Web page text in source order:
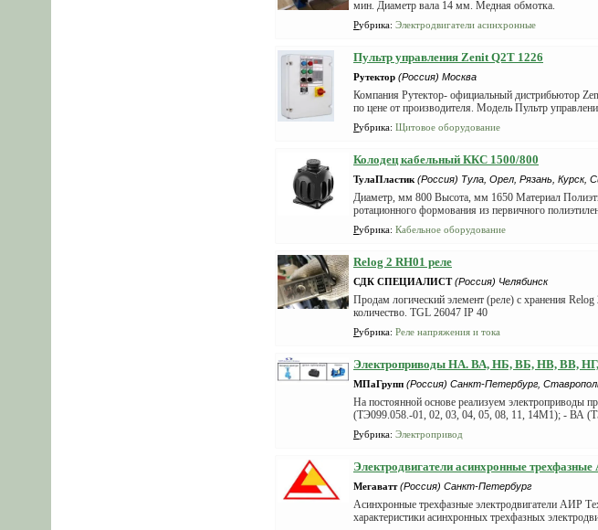
мин. Диаметр вала 14 мм. Медная обмотка.
Рубрика: Электродвигатели асинхронные
Пультр управления Zenit Q2T 1226
Рутектор (Россия) Москва
Компания Рутектор- официальный дистрибьютор
по цене от производителя. Модель Пультр
Рубрика: Щитовое оборудование
Колодец кабельный ККС 1500/800
ТулаПластик (Россия) Тула, Орел, Рязань,
Диаметр, мм 800 Высота, мм 1650 Материал
ротационного формования из первичного
Рубрика: Кабельное оборудование
Relog 2 RH01 реле
СДК СПЕЦИАЛИСТ (Россия) Челябинск
Продам логический элемент (реле) с хранения
количество. TGL 26047 IP 40
Рубрика: Реле напряжения и тока
Электроприводы НА. ВА, НБ, ВБ, НВ, ВВ,
МПаГрупп (Россия) Санкт-Петербург,
На постоянной основе реализуем электроприводы
(ТЭ099.058.-01, 02, 03, 04, 05, 08, 11, 14М1); - ВА
Рубрика: Электропривод
Электродвигатели асинхронные
Мегаватт (Россия) Санкт-Петербург
Асинхронные трехфазные электродвигатели АИР
характеристики асинхронных трехфазных